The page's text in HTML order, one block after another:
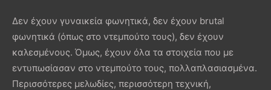
Δεν έχουν γυναικεία φωνητικά, δεν έχουν brutal
φωνητικά (όπως στο ντεμπούτο τους), δεν έχουν
καλεσμένους. Όμως, έχουν όλα τα στοιχεία που με
εντυπωσίασαν στο ντεμπούτο τους, πολλαπλασιασμένα.
Περισσότερες μελωδίες, περισσότερη τεχνική,